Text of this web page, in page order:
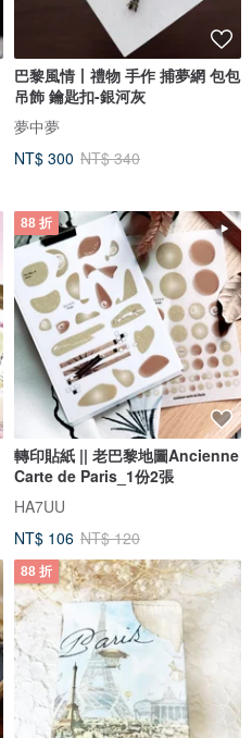
巴黎風情丨禮物 手作 捕夢網 包包
吊飾 鑰匙扣-銀河灰
夢中夢
NT$ 300 NT$ 340
88 折
轉印貼紙 || 老巴黎地圖Ancienne
Carte de Paris_1份2張
HA7UU
NT$ 106 NT$ 120
88 折